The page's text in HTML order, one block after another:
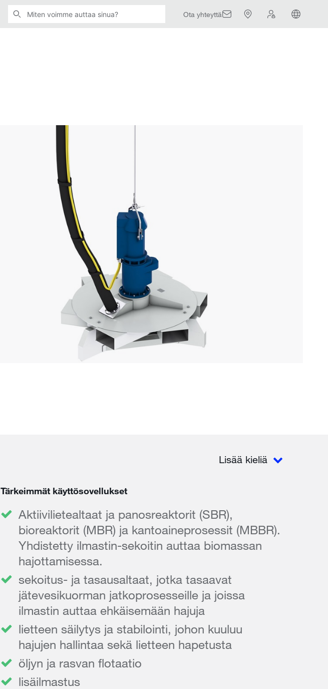
Ota yhteyttä
Lisää kieliä
Tärkeimmät käyttösovellukset
Aktiivilietealtaat ja panosreaktorit (SBR),
bioreaktorit (MBR) ja kantoaineprosessit (MBBR).
Yhdistetty ilmastin-sekoitin auttaa biomassan
hajottamisessa.
sekoitus- ja tasausaltaat, jotka tasaavat
jätevesikuorman jatkoprosesseille ja joissa
ilmastin auttaa ehkäisemään hajuja
lietteen säilytys ja stabilointi, johon kuuluu
hajujen hallintaa sekä lietteen hapetusta
öljyn ja rasvan flotaatio
lisäilmastus